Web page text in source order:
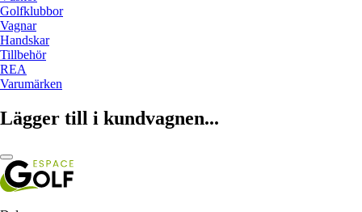
Golfklubbor
Vagnar
Handskar
Tillbehör
REA
Varumärken
Lägger till i kundvagnen...